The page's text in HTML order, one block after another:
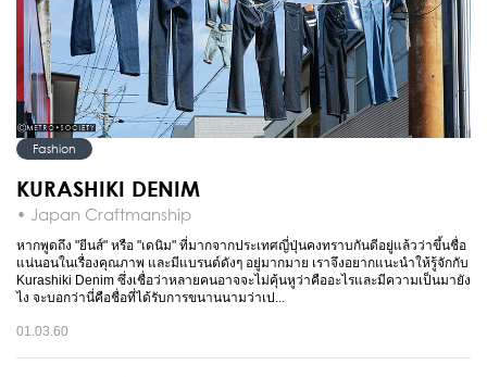
Fashion
KURASHIKI DENIM
• Japan Craftmanship
หากพูดถึง "ยีนส์" หรือ "เดนิม" ที่มากจากประเทศญี่ปุ่นคงทราบกันดีอยู่แล้วว่าขึ้นชื่อ
แน่นอนในเรื่องคุณภาพ และมีแบรนด์ดังๆ อยู่มากมาย เราจึงอยากแนะนำให้รู้จักกับ
Kurashiki Denim ซึ่งเชื่อว่าหลายคนอาจจะไม่คุ้นหูว่าคืออะไรและมีความเป็นมายัง
ไง จะบอกว่านี่คือชื่อที่ได้รับการขนานนามว่าเป...
01.03.60